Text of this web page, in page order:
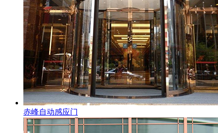
赤峰自动感应门